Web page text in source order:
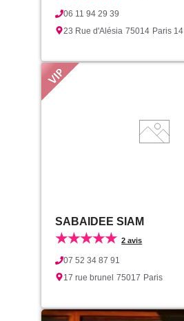
06 11 94 29 39
23 Rue d'Alésia 75014 Paris 14
SABAIDEE SIAM
★★★★★2 avis
07 52 34 87 91
17 rue brunel 75017 Paris